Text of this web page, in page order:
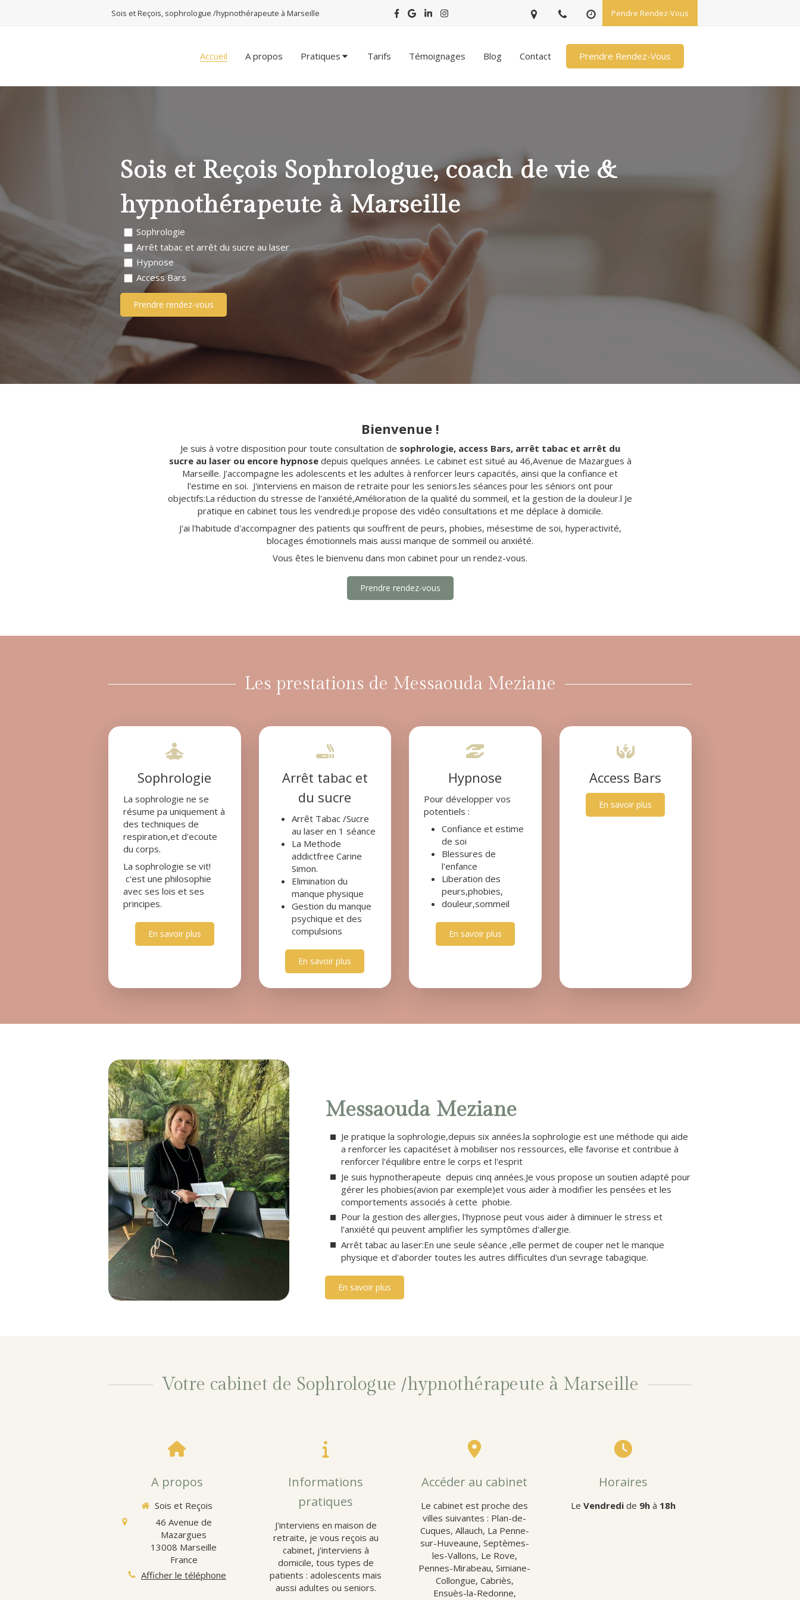
Sois et Reçois, sophrologue /hypnothérapeute à Marseille Pendre Rendez-Vous
Accueil A propos Pratiques Tarifs Témoignages Blog Contact Prendre Rendez-Vous
Sois et Reçois Sophrologue, coach de vie &
hypnothérapeute à Marseille
Sophrologie
Arrêt tabac et arrêt du sucre au laser
Hypnose
Access Bars
Prendre rendez-vous
Bienvenue !
Je suis à votre disposition pour toute consultation de sophrologie, access Bars, arrêt tabac et arrêt du
sucre au laser ou encore hypnosedepuis quelques années. Le cabinet est situé au 46,Avenue de Mazargues à
Marseille. J'accompagne les adolescents et les adultes à renforcer leurs capacités, ainsi que la confiance et
l'estime en soi. J'interviens en maison de retraite pour les seniors.les séances pour les séniors ont pour
objectifs:La réduction du stresse de l'anxiété,Amélioration de la qualité du sommeil, et la gestion de la douleur.l Je
pratique en cabinet tous les vendredi.je propose des vidéo consultations et me déplace à domicile.
J'ai l'habitude d'accompagner des patients qui souffrent de peurs, phobies, mésestime de soi, hyperactivité,
blocages émotionnels mais aussi manque de sommeil ou anxiété.
Vous êtes le bienvenu dans mon cabinet pour un rendez-vous.
Prendre rendez-vous
Les prestations de Messaouda Meziane
Sophrologie
La sophrologie ne se
résume pa uniquement à
des techniques de
respiration,et d'ecoute
du corps.
La sophrologie se vit!
c'est une philosophie
avec ses lois et ses
principes.
En savoir plus
Arrêt tabac et
du sucre
Arrêt Tabac /Sucre
au laser en 1 séance
La Methode
addictfree Carine
Simon.
Elimination du
manque physique
Gestion du manque
psychique et des
compulsions
En savoir plus
Hypnose
Pour développer vos
potentiels :
Confiance et estime
de soi
Blessures de
l'enfance
Liberation des
peurs,phobies,
douleur,sommeil
En savoir plus
Access Bars
En savoir plus
Messaouda Meziane
Je pratique la sophrologie,depuis six années.la sophrologie est une méthode qui aide
a renforcer les capacitéset à mobiliser nos ressources, elle favorise et contribue à
renforcer l'équilibre entre le corps et l'esprit
Je suis hypnotherapeute depuis cinq années.Je vous propose un soutien adapté pour
gérer les phobies(avion par exemple)et vous aider à modifier les pensées et les
comportements associés à cette phobie.
Pour la gestion des allergies, l'hypnose peut vous aider à diminuer le stress et
l'anxiété qui peuvent amplifier les symptômes d'allergie.
Arrêt tabac au laser:En une seule séance ,elle permet de couper net le manque
physique et d'aborder toutes les autres difficultes d'un sevrage tabagique.
En savoir plus
Votre cabinet de Sophrologue /hypnothérapeute à Marseille
A propos
Sois et Reçois
46 Avenue de
Mazargues
13008 Marseille
France
Afficher le téléphone
Informations
pratiques
J'interviens en maison de
retraite, je vous reçois au
cabinet, j'interviens à
domicile, tous types de
patients : adolescents mais
aussi adultes ou seniors.
Accéder au cabinet
Le cabinet est proche des
villes suivantes : Plan-de-
Cuques, Allauch, La Penne-
sur-Huveaune, Septèmes-
les-Vallons, Le Rove,
Pennes-Mirabeau, Simiane-
Collongue, Cabriès,
Ensuès-la-Redonne,
Horaires
Le Vendredi de 9h à 18h